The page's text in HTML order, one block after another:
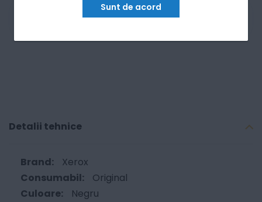
Sunt de acord
Am nevoie de ajutor
Detalii tehnice
Xerox
Original
Negru